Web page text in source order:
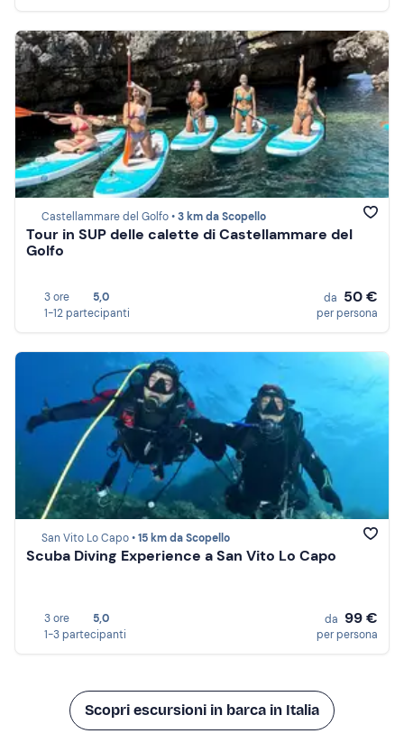
Castellammare del Golfo •3 km da Scopello
Tour in SUP delle calette di Castellammare del
Golfo
3 ore
5,0
1-12 partecipanti
da 50 €
per persona
San Vito Lo Capo •15 km da Scopello
Scuba Diving Experience a San Vito Lo Capo
3 ore
5,0
1-3 partecipanti
da 99 €
per persona
Scopri escursioni in barca in Italia